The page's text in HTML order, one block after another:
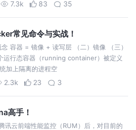
7.3k 83 35
常见命令与实战！
容器 = 镜像 + 读写层 （二）镜像 （三）
运行态容器（running container）被定义
加上隔离的进程空
2.3k 23 3
高手！
讯云前端性能监控（RUM）后，对目前的